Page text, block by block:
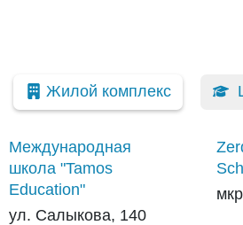
Жилой комплекс
Международная
школа "Tamos
Education"
ул. Салыкова, 140